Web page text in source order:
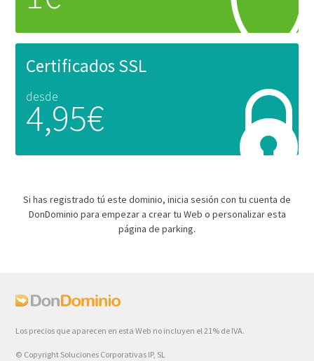
Certificados SSL
desde
4,95€
Si has registrado tú este dominio, inicia sesión con tu cuenta de
DonDominio para empezar a crear tu Web o personalizar esta
página de parking.
Los precios que aparecen en esta Web no incluyen el 21% de IVA.
© Copyright Soluciones Corporativas IP, SL